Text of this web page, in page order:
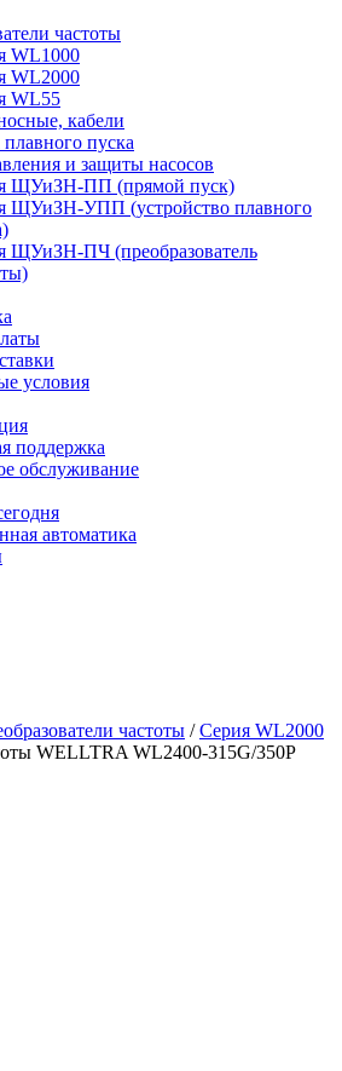
частоты
WL1000
WL2000
WL55
кабели
плавного пуска
и защиты насосов
ЩУиЗН-ПП (прямой пуск)
ЩУиЗН-УПП (устройство плавного
ЩУиЗН-ПЧ (преобразователь
условия
поддержка
обслуживание
автоматика
частоты /Серия WL2000
WELLTRA WL2400-315G/350P